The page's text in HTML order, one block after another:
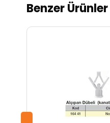
Benzer Ürünler